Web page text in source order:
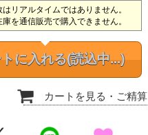
リアルタイムではありません。
を通信販売で購入できません。
に入れる(読込中...)
カートを見る ・ご精算